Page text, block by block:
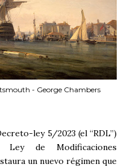
- George Chambers
ley 5/2023 (el “RDL”)
de Modificaciones
un nuevo régimen que